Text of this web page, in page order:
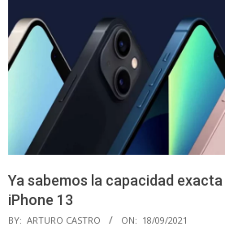
Ya sabemos la capacidad
iPhone 13
BY: ARTURO CASTRO ON: 18/09/2021